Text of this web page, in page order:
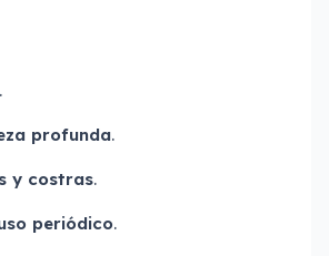
.
profunda.
y costras.
periódico.